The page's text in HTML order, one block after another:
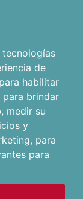
de
para habilitar
para brindar
, medir su
y
, para
para